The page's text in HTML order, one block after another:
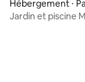
Hébergement ⋅
Jardin et piscine